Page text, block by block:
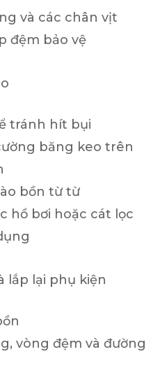
và các chân vịt
đệm bảo vệ
tránh hít bụi
băng keo trên
bồn từ từ
hồ bơi hoặc cát lọc
lắp lại phụ kiện
vòng đệm và đường